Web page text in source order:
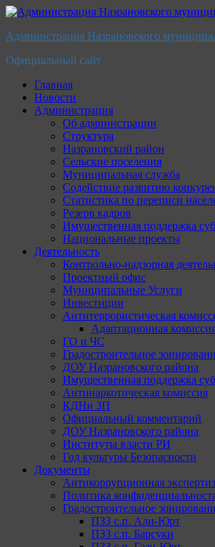
Перейти
содержимому
Администрация Назрановского
Официальный сайт
Главная
Новости
Администрация
Об администрации
Структура
Назрановский район
Сельские поселения
Муниципальная служба
Содействие развитию
Статистика по переписи
Резерв кадров
Имущественная поддержка
Национальные проекты
Деятельность
Контрольно-надзорная
Проектный офис
Муниципальные Услуги
Инвестиции
Антитеррористическая
Адаптационная
ГО и ЧС
Градостроительное
ДОУ Назрановского района
Имущественная поддержка
Антинаркотическая комиссия
КДНи ЗП
Официальный комментарий
ДОУ Назрановского района
Институты власти РИ
Год культуры Безопасности
Документы
Антикоррупционная
Политика
Градостроительное
ПЗЗ с.п. Али-Юрт
ПЗЗ с.п. Барсуки